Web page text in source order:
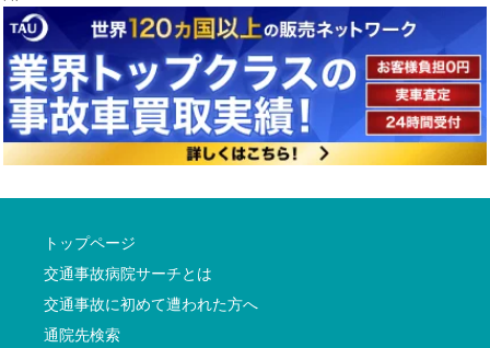
トップページ
交通事故病院サーチとは
交通事故に初めて遭われた方へ
通院先検索